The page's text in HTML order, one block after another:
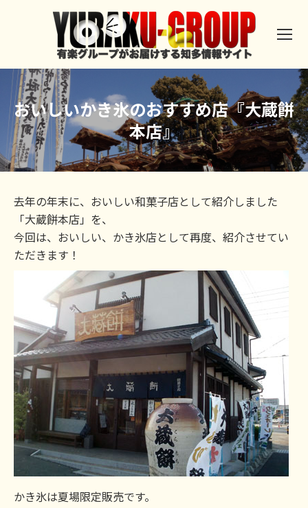
おいしいかき氷のおすすめ店『大蔵餅
本店』
去年の年末に、おいしい和菓子店として紹介しました
「大蔵餅本店」を、
今回は、おいしい、かき氷店として再度、紹介させてい
ただきます！
かき氷は夏場限定販売です。